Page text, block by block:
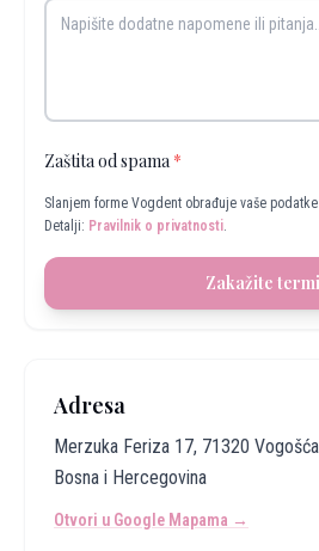
Zaštita od spama *
Slanjem forme Vogdent obrađuje vaše
Detalji: Pravilnik o privatnosti.
Zakažite
Adresa
Merzuka Feriza 17, 71320
Bosna i Hercegovina
Otvori u Google Mapama →